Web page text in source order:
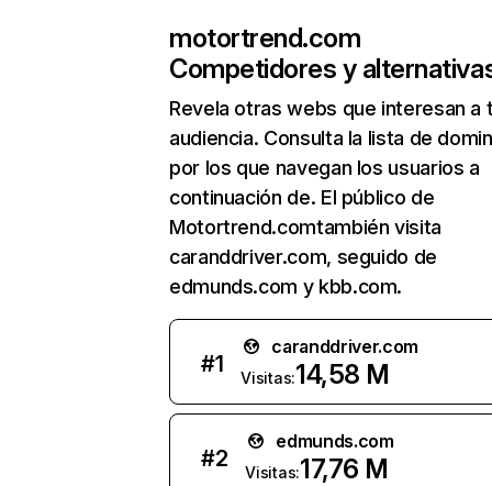
motortrend.com
Competidores y
Revela otras webs que interesan a
audiencia. Consulta la lista de
por los que navegan los usuarios a
continuación de. El público de
Motortrend.comtambién visita
caranddriver.com, seguido de
edmunds.com y kbb.com.
#1
caranddriver.com
Visitas:14,58 M
#2
edmunds.com
Visitas:17,76 M